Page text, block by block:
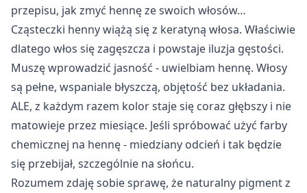
przepisu, jak zmyć hennę ze swoich włosów…
Cząsteczki henny wiążą się z keratyną włosa. Właściwie
dlatego włos się zagęszcza i powstaje iluzja gęstości.
Muszę wprowadzić jasność - uwielbiam hennę. Włosy
są pełne, wspaniale błyszczą, objętość bez układania.
ALE, z każdym razem kolor staje się coraz głębszy i nie
matowieje przez miesiące. Jeśli spróbować użyć farby
chemicznej na hennę - miedziany odcień i tak będzie
się przebijał, szczególnie na słońcu.
Rozumem zdaję sobie sprawę, że naturalny pigment z